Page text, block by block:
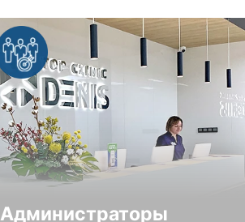
Администраторы